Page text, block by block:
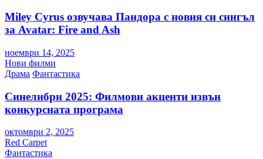
Miley Cyrus озвучава Пандора с новия си сингъл
за Avatar: Fire and Ash
ноември 14, 2025
Нови филми
Драма Фантастика
Синелибри 2025: Филмови акценти извън
конкурсната програма
октомври 2, 2025
Red Carpet
Фантастика